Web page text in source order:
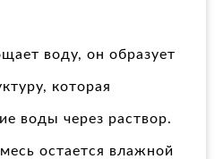
воду, он образует
которая
воды через раствор.
остается влажной